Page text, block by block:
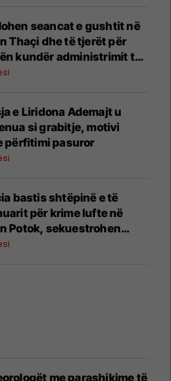
seancat e gushtit në
Thaçi dhe të tjerët për
kundër administrimit të
e Liridona Ademajt u
si grabitje, motivi
përfitimi pasuror
bastis shtëpinë e të
për krime lufte në
Potok, sekuestrohen
me parashikime të